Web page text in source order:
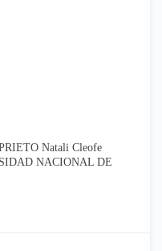
Natali Cleofe
NACIONAL DE